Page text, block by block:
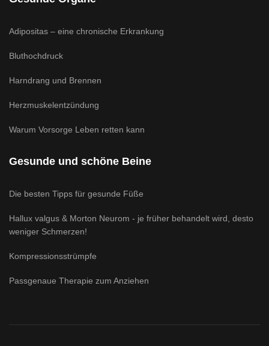
Adipositas – eine chronische Erkrankung
Bluthochdruck
Harndrang und Brennen
Herzmuskelentzündung
Warum Vorsorge Leben retten kann
Gesunde und schöne Beine
Die besten Tipps für gesunde Füße
Hallux valgus & Morton Neurom - je früher behandelt wird, desto
weniger Schmerzen!
Kompressionsstrümpfe
Passgenaue Therapie zum Anziehen